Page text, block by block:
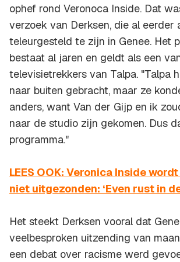
ophef rond Veronoca Inside. Dat
verzoek van Derksen, die al eerder
teleurgesteld te zijn in Genee. Het
bestaat al jaren en geldt als een
televisietrekkers van Talpa. "Talpa
naar buiten gebracht, maar ze
anders, want Van der Gijp en ik
naar de studio zijn gekomen. Dus
programma."
LEES OOK: Veronica Inside
niet uitgezonden: ‘Even rust in
Het steekt Derksen vooral dat
veelbesproken uitzending van
een debat over racisme werd